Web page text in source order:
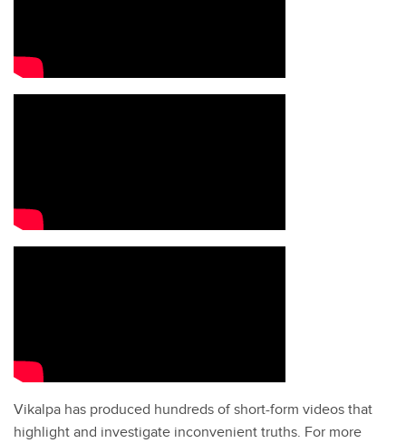
Vikalpa has produced hundreds of short-form videos that
highlight and investigate inconvenient truths. For more